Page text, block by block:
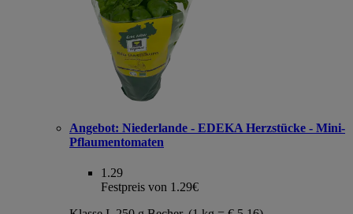
Angebot: Niederlande - EDEKA Herzstücke - Mini-
Pflaumentomaten
1.29
Festpreis von 1.29€